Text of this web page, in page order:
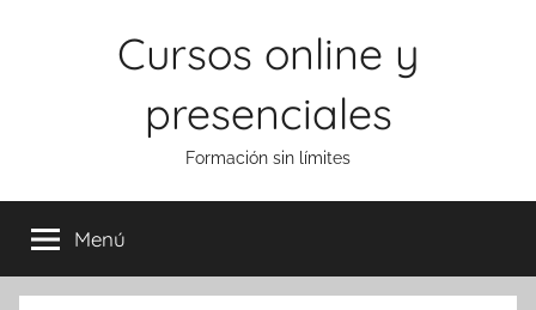
Cursos online y
presenciales
Formación sin límites
Menú